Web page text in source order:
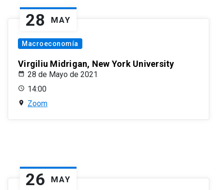
28 MAY
Macroeconomía
Virgiliu Midrigan, New York University
28 de Mayo de 2021
14:00
Zoom
26 MAY